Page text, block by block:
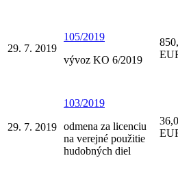
29. 7. 2019
105/2019
vývoz KO 6/2019
29. 7. 2019
103/2019
odmena za licenciu
na verejné použitie
hudobných diel